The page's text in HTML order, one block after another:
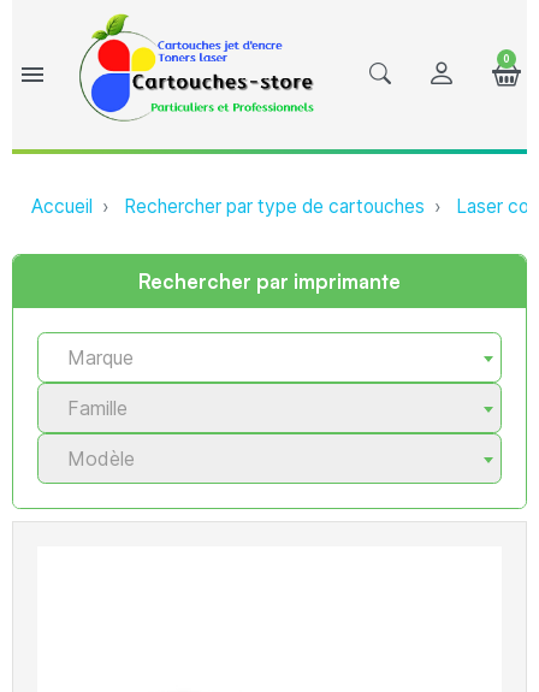
menu
0
Accueil Rechercher par type de cartouches Laser
Rechercher par imprimante
Marque
Famille
Modèle